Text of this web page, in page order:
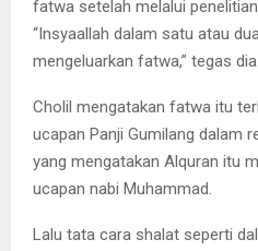
fatwa setelah melalui
“Insyaallah dalam satu atau
mengeluarkan fatwa,” tegas dia.
Cholil mengatakan fatwa itu
ucapan Panji Gumilang dalam
yang mengatakan Alquran itu
ucapan nabi Muhammad.
Lalu tata cara shalat seperti